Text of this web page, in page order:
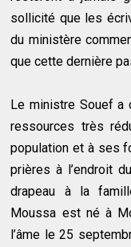
sollicité que les
du ministère
que cette dernière
Le ministre Souef a
ressources très
population et à ses
prières à l’endroit
drapeau à la
Moussa est né à
l’âme le 25